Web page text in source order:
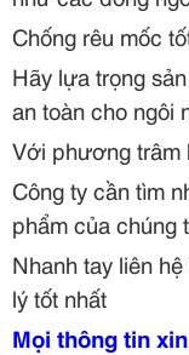
Chống rêu mốc
Hãy lựa trọng
an toàn cho ngôi
Với phương trâm
Công ty cần tìm
phẩm của chúng
Nhanh tay liên
lý tốt nhất
Mọi thông tin